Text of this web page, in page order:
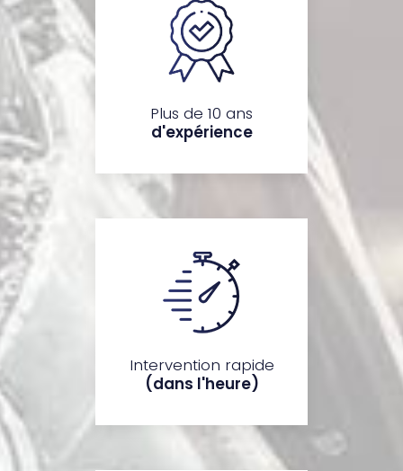
Plus de 10 ans
d'expérience
Intervention rapide
(dans l'heure)